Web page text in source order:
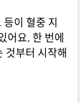
이 혈중 지
어요. 한 번에
것부터 시작해